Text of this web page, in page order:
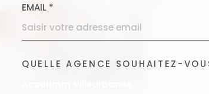
EMAIL *
QUELLE AGENCE SOUHAITEZ-